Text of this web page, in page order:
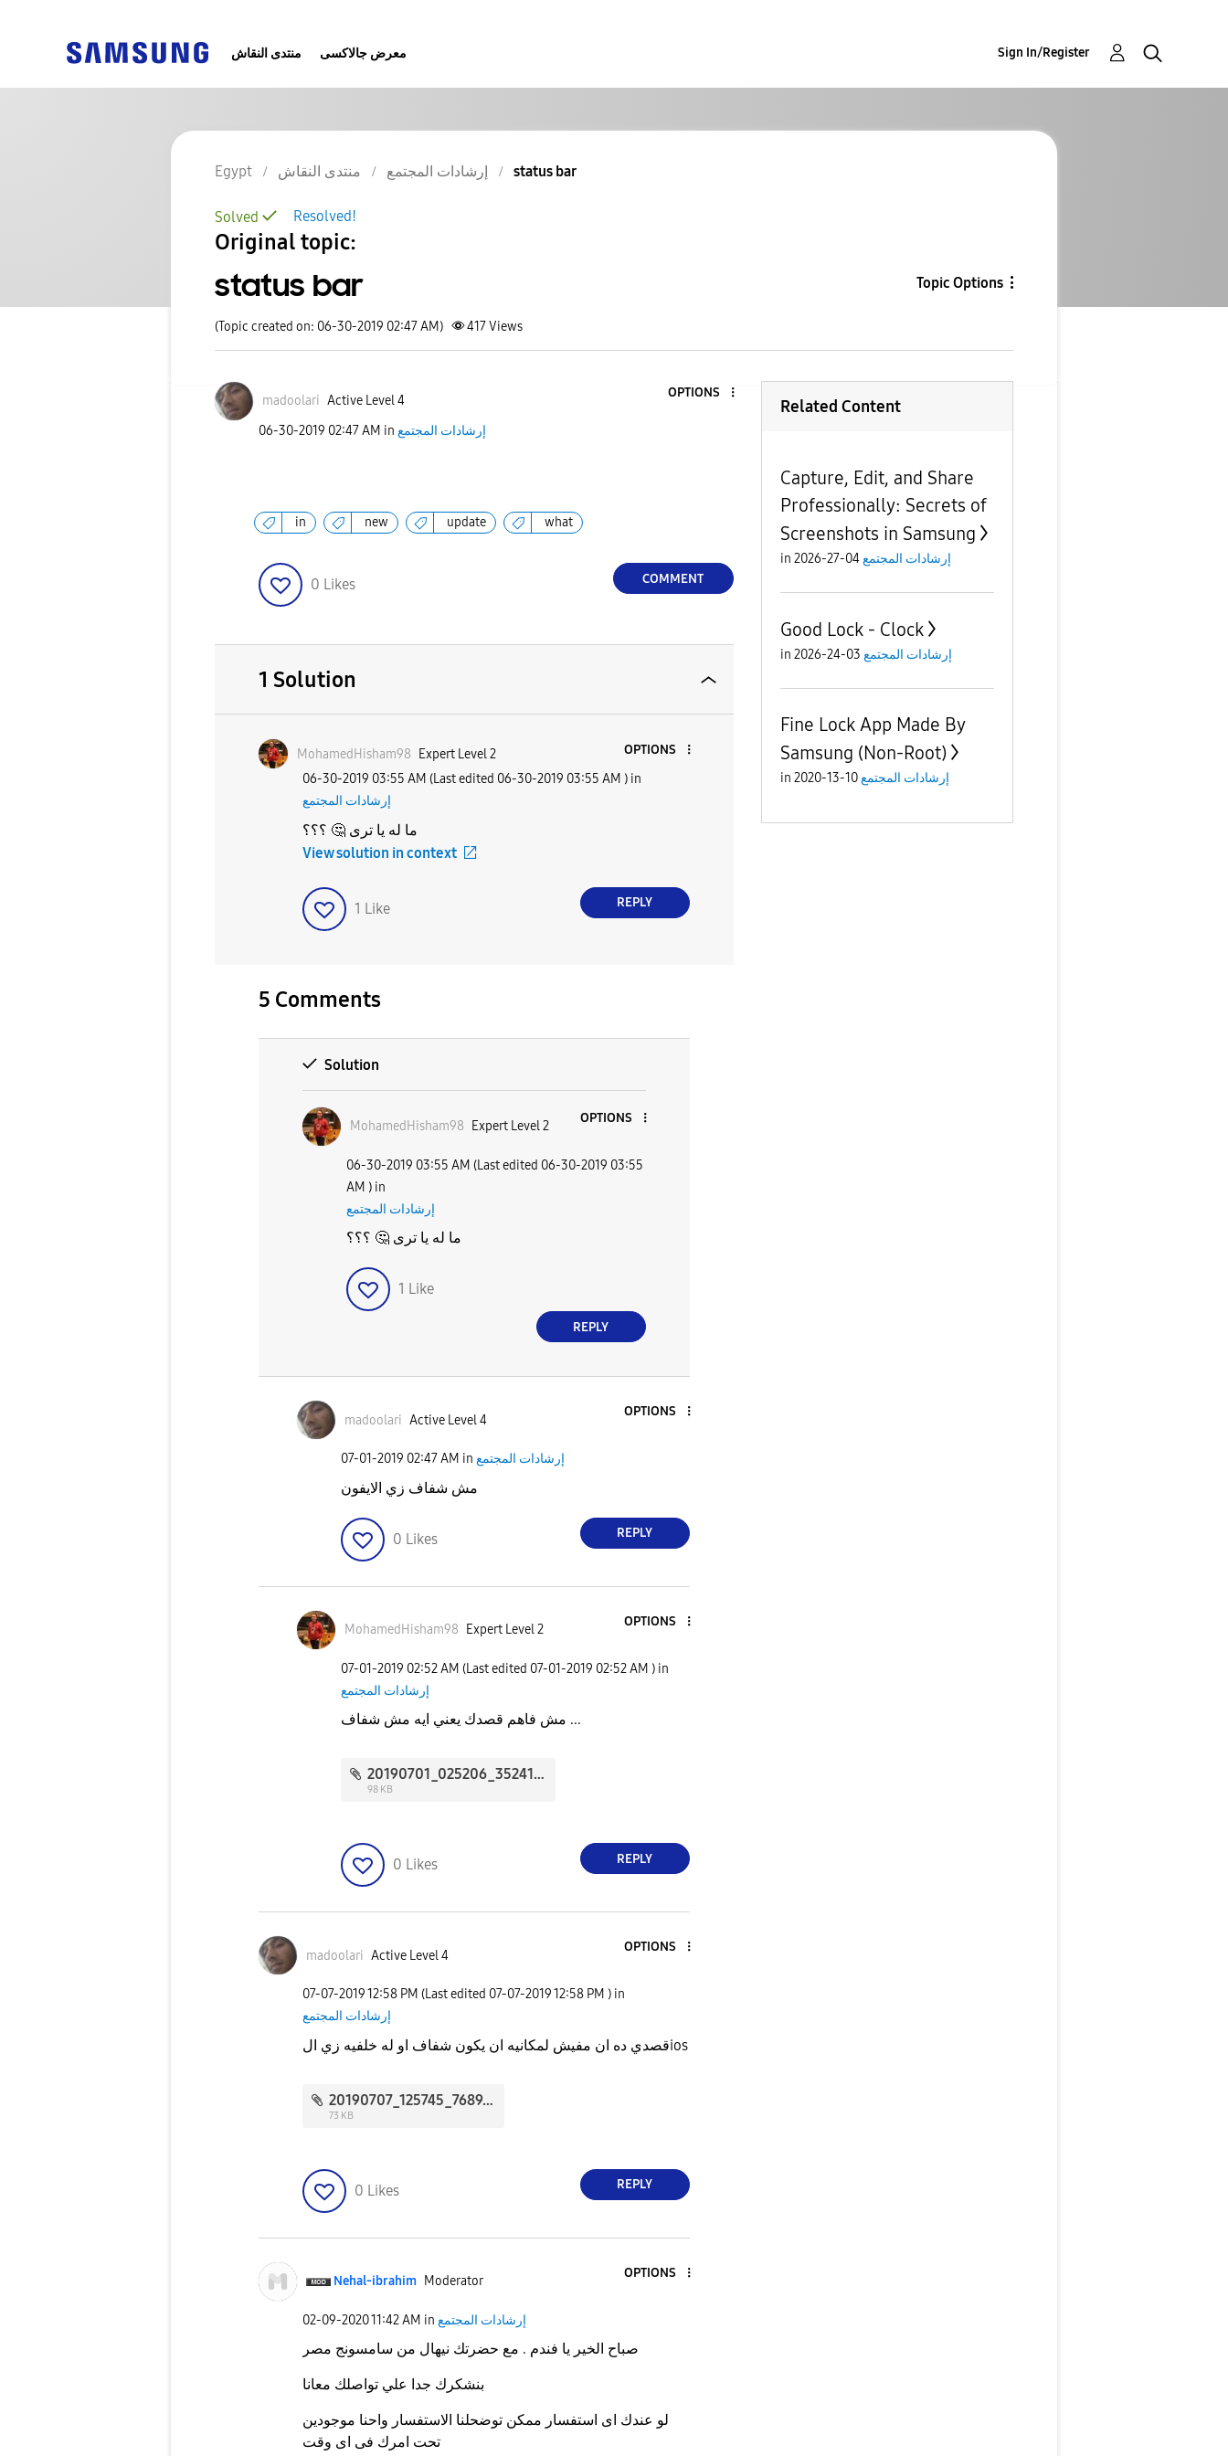
منتدى النقاش معرض جالاكسى Sign In/Register
Egypt منتدى النقاش إرشادات المجتمع status bar
Resolved!
Solved
Original topic:
status bar Topic Options
(Topic created on: 06-30-2019 02:47 AM) 417Views
madoolari Active Level 4
OPTIONS
‎06-30-2019 02:47 AM in إرشادات المجتمع
in new update what
0 Likes COMMENT
1 Solution
MohamedHisham98 Expert Level 2
OPTIONS
‎06-30-2019 03:55 AM (Last edited ‎06-30-2019 03:55 AM ) in
إرشادات المجتمع
ما له يا ترى 🤔 ؟؟؟
View solution in context
1 Like REPLY
5 Comments
Solution
MohamedHisham98 Expert Level 2
OPTIONS
‎06-30-2019 03:55 AM (Last edited ‎06-30-2019 03:55
AM ) in
إرشادات المجتمع
ما له يا ترى 🤔 ؟؟؟
1 Like
REPLY
madoolari Active Level 4
OPTIONS
‎07-01-2019 02:47 AM in إرشادات المجتمع
مش شفاف زي الايفون
0 Likes REPLY
MohamedHisham98 Expert Level 2
OPTIONS
‎07-01-2019 02:52 AM (Last edited ‎07-01-2019 02:52 AM ) in
إرشادات المجتمع
مش فاهم قصدك يعني ايه مش شفاف ...
20190701_025206_35241.jpg
98 KB
0 Likes REPLY
madoolari Active Level 4
OPTIONS
‎07-07-201912:58 PM (Last edited ‎07-07-201912:58 PM ) in
إرشادات المجتمع
قصدي ده ان مفيش لمكانيه ان يكون شفاف او له خلفيه زي الios
20190707_125745_7689.jpg
73 KB
0 Likes REPLY
Nehal-ibrahim Moderator
OPTIONS
‎02-09-202011:42 AM in إرشادات المجتمع
صباح الخير يا فندم . مع حضرتك نيهال من سامسونج مصر
لو عندك اى استفسار ممكن توضحلنا الاستفسار واحنا موجودين
Related Content
Capture, Edit, and Share
Professionally: Secrets of
Screenshots in Samsung
in إرشادات المجتمع04-27-2026
Good Lock - Clock
in إرشادات المجتمع 03-24-2026
Fine Lock App Made By
Samsung (Non-Root)
in إرشادات المجتمع10-13-2020